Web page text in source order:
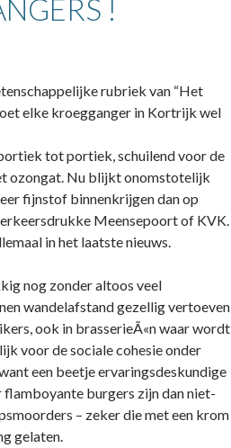
!
rubriek van “Het
elke kroegganger in Kortrijk wel
tot portiek, schuilend voor de
ozongat. Nu blijkt onomstotelijk
fijnstof binnenkrijgen dan op
Meensepoort of KVK.
in het laatste nieuws.
nog zonder altoos veel
wandelafstand gezellig vertoeven
ook in brasserieÃ«n waar wordt
voor de sociale cohesie onder
een beetje ervaringsdeskundige
burgers zijn dan niet-
– zeker die met een krom
gelaten.